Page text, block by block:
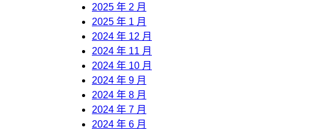
2025 年 2 月
2025 年 1 月
2024 年 12 月
2024 年 11 月
2024 年 10 月
2024 年 9 月
2024 年 8 月
2024 年 7 月
2024 年 6 月